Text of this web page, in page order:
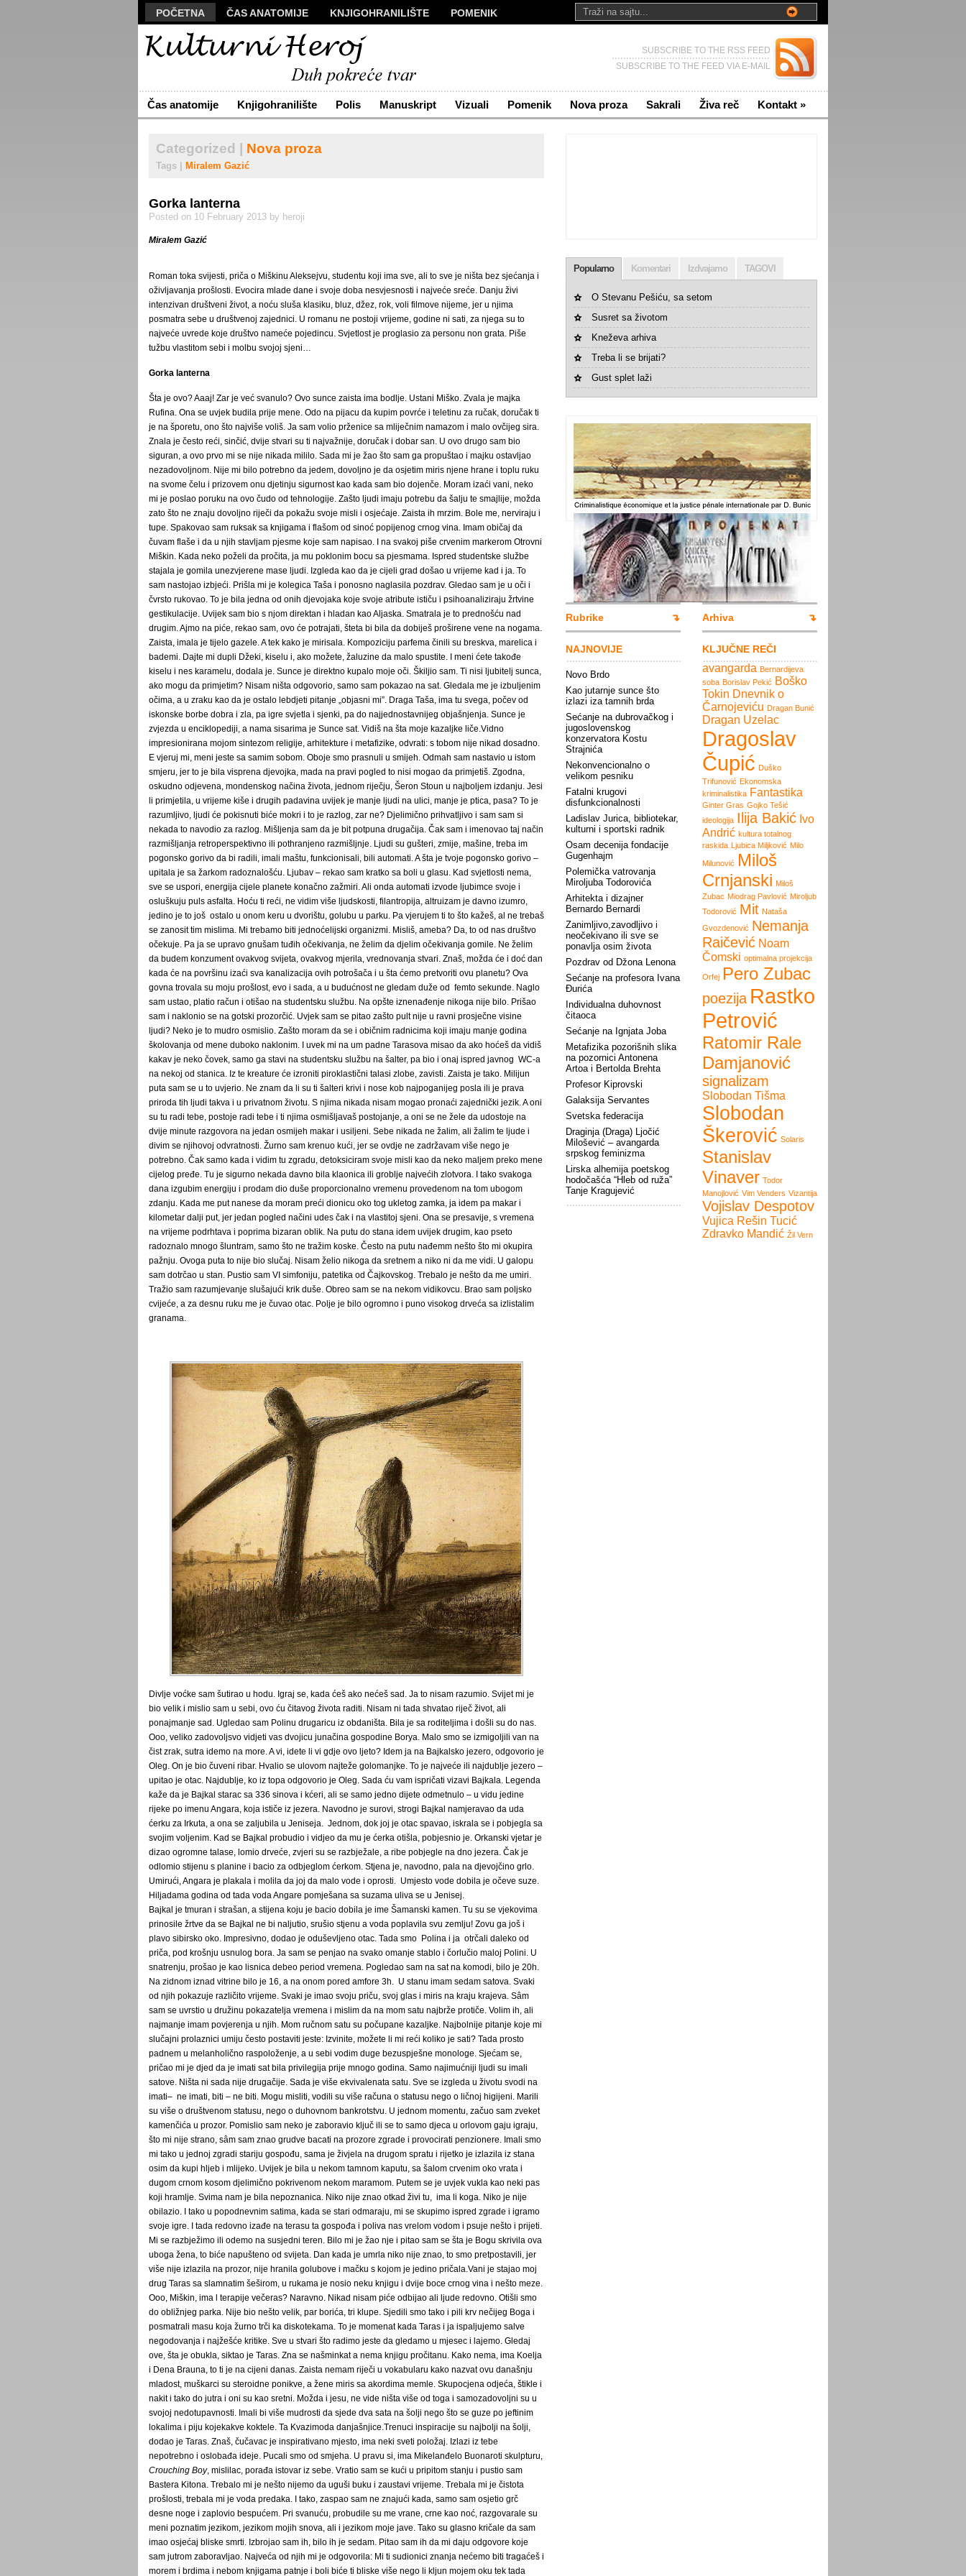
POČETNA ČAS ANATOMIJE KNJIGOHRANILIŠTE
POMENIK
MANUSKRIPT
VIZUALI
ARHIVA
O NAMA ŽIVA REČ KONTAKT
SUBSCRIBE TO THE RSS FEED
SUBSCRIBE TO THE FEED VIA E-MAIL
Čas anatomije Knjigohranilište Polis Manuskript Vizuali Pomenik Nova proza Sakrali Živa reč Kontakt »
Categorized | Nova proza
Tags | Miralem Gazić
Gorka lanterna
Posted on 10 February 2013 by heroji
Miralem Gazić
Roman toka svijesti, priča o Miškinu Aleksejvu, studentu koji ima sve, ali to sve je ništa bez sjećanja i
oživljavanja prošlosti. Evocira mlade dane i svoje doba nesvjesnosti i najveće sreće. Danju živi
intenzivan društveni život, a noću sluša klasiku, bluz, džez, rok, voli filmove nijeme, jer u njima
posmatra sebe u društvenoj zajednici. U romanu ne postoji vrijeme, godine ni sati, za njega su to
najveće uvrede koje društvo nameće pojedincu. Svjetlost je proglasio za personu non grata. Piše
tužbu vlastitom sebi i molbu svojoj sjeni…
Gorka lanterna
Šta je ovo? Aaaj! Zar je već svanulo? Ovo sunce zaista ima bodlje. Ustani Miško. Zvala je majka
Rufina. Ona se uvjek budila prije mene. Odo na pijacu da kupim povrće i teletinu za ručak, doručak ti
je na šporetu, ono što najviše voliš. Ja sam volio prženice sa mliječnim namazom i malo ovčijeg sira.
Znala je često reći, sinčić, dvije stvari su ti najvažnije, doručak i dobar san. U ovo drugo sam bio
siguran, a ovo prvo mi se nije nikada mililo. Sada mi je žao što sam ga propuštao i majku ostavljao
nezadovoljnom. Nije mi bilo potrebno da jedem, dovoljno je da osjetim miris njene hrane i toplu ruku
na svome čelu i prizovem onu djetinju sigurnost kao kada sam bio dojenče. Moram izaći vani, neko
mi je poslao poruku na ovo čudo od tehnologije. Zašto ljudi imaju potrebu da šalju te smajlije, možda
zato što ne znaju dovoljno riječi da pokažu svoje misli i osjećaje. Zaista ih mrzim. Bole me, nerviraju i
tupe. Spakovao sam ruksak sa knjigama i flašom od sinoć popijenog crnog vina. Imam običaj da
čuvam flaše i da u njih stavljam pjesme koje sam napisao. I na svakoj piše crvenim markerom Otrovni
Miškin. Kada neko poželi da pročita, ja mu poklonim bocu sa pjesmama. Ispred studentske službe
stajala je gomila unezvjerene mase ljudi. Izgleda kao da je cijeli grad došao u vrijeme kad i ja. To
sam nastojao izbjeći. Prišla mi je kolegica Taša i ponosno naglasila pozdrav. Gledao sam je u oči i
čvrsto rukovao. To je bila jedna od onih djevojaka koje svoje atribute ističu i psihoanaliziraju žrtvine
gestikulacije. Uvijek sam bio s njom direktan i hladan kao Aljaska. Smatrala je to prednošću nad
drugim. Ajmo na piće, rekao sam, ovo će potrajati, šteta bi bila da dobiješ proširene vene na nogama.
Zaista, imala je tijelo gazele. A tek kako je mirisala. Kompoziciju parfema činili su breskva, marelica i
bademi. Dajte mi dupli Džeki, kiselu i, ako možete, žaluzine da malo spustite. I meni ćete takođe
kiselu i nes karamelu, dodala je. Sunce je direktno kupalo moje oči. Škiljio sam. Ti nisi ljubitelj sunca,
ako mogu da primjetim? Nisam ništa odgovorio, samo sam pokazao na sat. Gledala me je izbuljenim
očima, a u zraku kao da je ostalo lebdjeti pitanje „objasni mi”. Draga Taša, ima tu svega, počev od
iskonske borbe dobra i zla, pa igre svjetla i sjenki, pa do najjednostavnijeg objašnjenja. Sunce je
zvjezda u enciklopediji, a nama sisarima je Sunce sat. Vidiš na šta moje kazaljke liče.Vidno
impresionirana mojom sintezom religije, arhitekture i metafizike, odvrati: s tobom nije nikad dosadno.
E vjeruj mi, meni jeste sa samim sobom. Oboje smo prasnuli u smijeh. Odmah sam nastavio u istom
smjeru, jer to je bila visprena djevojka, mada na pravi pogled to nisi mogao da primjetiš. Zgodna,
oskudno odjevena, mondenskog načina života, jednom riječju, Šeron Stoun u najboljem izdanju. Jesi
li primjetila, u vrijeme kiše i drugih padavina uvijek je manje ljudi na ulici, manje je ptica, pasa? To je
razumljivo, ljudi će pokisnuti biće mokri i to je razlog, zar ne? Djelimično prihvatljivo i sam sam si
nekada to navodio za razlog. Mišljenja sam da je bit potpuna drugačija. Čak sam i imenovao taj način
razmišljanja retroperspektivno ili pothranjeno razmišljnje. Ljudi su gušteri, zmije, mašine, treba im
pogonsko gorivo da bi radili, imali maštu, funkcionisali, bili automati. A šta je tvoje pogonsko gorivo –
upitala je sa žarkom radoznalošću. Ljubav – rekao sam kratko sa boli u glasu. Kad svjetlosti nema,
sve se uspori, energija cijele planete konačno zažmiri. Ali onda automati izvode ljubimce svoje i
osluškuju puls asfalta. Hoću ti reći, ne vidim više ljudskosti, filantropija, altruizam je davno izumro,
jedino je to još ostalo u onom keru u dvorištu, golubu u parku. Pa vjerujem ti to što kažeš, al ne trebaš
se zanosit tim mislima. Mi trebamo biti jednoćelijski organizmi. Misliš, ameba? Da, to od nas društvo
očekuje. Pa ja se upravo gnušam tuđih očekivanja, ne želim da djelim očekivanja gomile. Ne želim
da budem konzument ovakvog svijeta, ovakvog mjerila, vrednovanja stvari. Znaš, možda će i doć dan
kada će na površinu izaći sva kanalizacija ovih potrošača i u šta ćemo pretvoriti ovu planetu? Ova
govna trovala su moju prošlost, evo i sada, a u budućnost ne gledam duže od femto sekunde. Naglo
sam ustao, platio račun i otišao na studentsku službu. Na opšte iznenađenje nikoga nije bilo. Prišao
sam i naklonio se na gotski prozorčić. Uvjek sam se pitao zašto pult nije u ravni prosječne visine
ljudi? Neko je to mudro osmislio. Zašto moram da se i običnim radnicima koji imaju manje godina
školovanja od mene duboko naklonim. I uvek mi na um padne Tarasova misao da ako hoćeš da vidiš
kakav je neko čovek, samo ga stavi na studentsku službu na šalter, pa bio i onaj ispred javnog WC-a
na nekoj od stanica. Iz te kreature će izroniti piroklastični talasi zlobe, zavisti. Zaista je tako. Milijun
puta sam se u to uvjerio. Ne znam da li su ti šalteri krivi i nose kob najpoganijeg posla ili je prava
priroda tih ljudi takva i u privatnom životu. S njima nikada nisam mogao pronaći zajednički jezik. A oni
su tu radi tebe, postoje radi tebe i ti njima osmišljavaš postojanje, a oni se ne žele da udostoje na
dvije minute razgovora na jedan osmijeh makar i usiljeni. Sebe nikada ne žalim, ali žalim te ljude i
divim se njihovoj odvratnosti. Žurno sam krenuo kući, jer se ovdje ne zadržavam više nego je
potrebno. Čak samo kada i vidim tu zgradu, detoksiciram svoje misli kao da neko maljem preko mene
cijelog pređe. Tu je sigurno nekada davno bila klaonica ili groblje najvećih zlotvora. I tako svakoga
dana izgubim energiju i prodam dio duše proporcionalno vremenu provedenom na tom ubogom
zdanju. Kada me put nanese da moram preći dionicu oko tog ukletog zamka, ja idem pa makar i
kilometar dalji put, jer jedan pogled načini udes čak i na vlastitoj sjeni. Ona se presavije, s vremena
na vrijeme podrhtava i poprima bizaran oblik. Na putu do stana idem uvijek drugim, kao pseto
radoznalo mnogo šluntram, samo što ne tražim koske. Često na putu nađemm nešto što mi okupira
pažnju. Ovoga puta to nije bio slučaj. Nisam želio nikoga da sretnem a niko ni da me vidi. U galopu
sam dotrčao u stan. Pustio sam VI simfoniju, patetika od Čajkovskog. Trebalo je nešto da me umiri.
Tražio sam razumjevanje slušajući krik duše. Obreo sam se na nekom vidikovcu. Brao sam poljsko
cvijeće, a za desnu ruku me je čuvao otac. Polje je bilo ogromno i puno visokog drveća sa izlistalim
granama.
Divlje voćke sam šutirao u hodu. Igraj se, kada ćeš ako nećeš sad. Ja to nisam razumio. Svijet mi je
bio velik i mislio sam u sebi, ovo ću čitavog života raditi. Nisam ni tada shvatao riječ život, ali
ponajmanje sad. Ugledao sam Polinu drugaricu iz obdaništa. Bila je sa roditeljima i došli su do nas.
Ooo, veliko zadovoljsvo vidjeti vas dvojicu junačina gospodine Borya. Malo smo se izmigoljili van na
čist zrak, sutra idemo na more. A vi, idete li vi gdje ovo ljeto? Idem ja na Bajkalsko jezero, odgovorio je
Oleg. On je bio čuveni ribar. Hvalio se ulovom najteže golomanjke. To je najveće ili najdublje jezero –
upitao je otac. Najdublje, ko iz topa odgovorio je Oleg. Sada ću vam ispričati vizavi Bajkala. Legenda
kaže da je Bajkal starac sa 336 sinova i kćeri, ali se samo jedno dijete odmetnulo – u vidu jedine
rijeke po imenu Angara, koja ističe iz jezera. Navodno je surovi, strogi Bajkal namjeravao da uda
ćerku za Irkuta, a ona se zaljubila u Jeniseja. Jednom, dok joj je otac spavao, iskrala se i pobjegla sa
svojim voljenim. Kad se Bajkal probudio i vidjeo da mu je ćerka otišla, pobjesnio je. Orkanski vjetar je
dizao ogromne talase, lomio drveće, zvjeri su se razbježale, a ribe pobjegle na dno jezera. Čak je
odlomio stijenu s planine i bacio za odbjeglom ćerkom. Stjena je, navodno, pala na djevojčino grlo.
Umirući, Angara je plakala i molila da joj da malo vode i oprosti. Umjesto vode dobila je očeve suze.
Hiljadama godina od tada voda Angare pomješana sa suzama uliva se u Jenisej.
Bajkal je tmuran i strašan, a stijena koju je bacio dobila je ime Šamanski kamen. Tu su se vjekovima
prinosile žrtve da se Bajkal ne bi naljutio, srušio stjenu a voda poplavila svu zemlju! Zovu ga još i
plavo sibirsko oko. Impresivno, dodao je oduševljeno otac. Tada smo Polina i ja otrčali daleko od
priča, pod krošnju usnulog bora. Ja sam se penjao na svako omanje stablo i čorlučio maloj Polini. U
snatrenju, prošao je kao lisnica debeo period vremena. Pogledao sam na sat na komodi, bilo je 20h.
Na zidnom iznad vitrine bilo je 16, a na onom pored amfore 3h. U stanu imam sedam satova. Svaki
od njih pokazuje različito vrijeme. Svaki je imao svoju priču, svoj glas i miris na kraju krajeva. Sâm
sam se uvrstio u družinu pokazatelja vremena i mislim da na mom satu najbrže protiče. Volim ih, ali
najmanje imam povjerenja u njih. Mom ručnom satu su počupane kazaljke. Najbolnije pitanje koje mi
slučajni prolaznici umiju često postaviti jeste: Izvinite, možete li mi reći koliko je sati? Tada prosto
padnem u melanholično raspoloženje, a u sebi vodim duge bezuspješne monologe. Sjećam se,
pričao mi je djed da je imati sat bila privilegija prije mnogo godina. Samo najimućniji ljudi su imali
satove. Ništa ni sada nije drugačije. Sada je više ekvivalenata satu. Sve se izgleda u životu svodi na
imati– ne imati, biti – ne biti. Mogu misliti, vodili su više računa o statusu nego o ličnoj higijeni. Marili
su više o društvenom statusu, nego o duhovnom bankrotstvu. U jednom momentu, začuo sam zveket
kamenčića u prozor. Pomislio sam neko je zaboravio ključ ili se to samo djeca u orlovom gaju igraju,
što mi nije strano, sâm sam znao grudve bacati na prozore zgrade i provocirati penzionere. Imali smo
mi tako u jednoj zgradi stariju gospođu, sama je živjela na drugom spratu i rijetko je izlazila iz stana
osim da kupi hljeb i mlijeko. Uvijek je bila u nekom tamnom kaputu, sa šalom crvenim oko vrata i
dugom crnom kosom djelimično pokrivenom nekom maramom. Putem se je uvjek vukla kao neki pas
koji hramlje. Svima nam je bila nepoznanica. Niko nije znao otkad živi tu, ima li koga. Niko je nije
obilazio. I tako u popodnevnim satima, kada se stari odmaraju, mi se skupimo ispred zgrade i igramo
svoje igre. I tada redovno izađe na terasu ta gospođa i poliva nas vrelom vodom i psuje nešto i prijeti.
Mi se razbježimo ili odemo na susjedni teren. Bilo mi je žao nje i pitao sam se šta je Bogu skrivila ova
uboga žena, to biće napušteno od svijeta. Dan kada je umrla niko nije znao, to smo pretpostavili, jer
više nije izlazila na prozor, nije hranila golubove i mačku s kojom je jedino pričala.Vani je stajao moj
drug Taras sa slamnatim šeširom, u rukama je nosio neku knjigu i dvije boce crnog vina i nešto meze.
Ooo, Miškin, ima l terapije večeras? Naravno. Nikad nisam piće odbijao ali ljude redovno. Otišli smo
do obližnjeg parka. Nije bio nešto velik, par borića, tri klupe. Sjedili smo tako i pili krv nečijeg Boga i
posmatrali masu koja žurno trči ka diskotekama. To je momenat kada Taras i ja ispaljujemo salve
negodovanja i najžešće kritike. Sve u stvari što radimo jeste da gledamo u mjesec i lajemo. Gledaj
ove, šta je obukla, siktao je Taras. Zna se našminkat a nema knjigu pročitanu. Kako nema, ima Koelja
i Dena Brauna, to ti je na cijeni danas. Zaista nemam riječi u vokabularu kako nazvat ovu današnju
mladost, muškarci su steroidne ponikve, a žene miris sa akordima memle. Skupocjena odjeća, štikle i
nakit i tako do jutra i oni su kao sretni. Možda i jesu, ne vide ništa više od toga i samozadovoljni su u
svojoj nedotupavnosti. Imali bi više mudrosti da sjede dva sata na šolji nego što se guze po jeftinim
lokalima i piju kojekakve koktele. Ta Kvazimoda danjašnjice.Trenuci inspiracije su najbolji na šolji,
dodao je Taras. Znaš, čučavac je inspirativano mjesto, ima neki sveti položaj. Izlazi iz tebe
nepotrebno i oslobađa ideje. Pucali smo od smjeha. U pravu si, ima Mikelanđelo Buonaroti skulpturu,
Crouching Boy, mislilac, porađa istovar iz sebe. Vratio sam se kući u pripitom stanju i pustio sam
Bastera Kitona. Trebalo mi je nešto nijemo da uguši buku i zaustavi vrijeme. Trebala mi je čistota
prošlosti, trebala mi je voda predaka. I tako, zaspao sam ne znajući kada, samo sam osjetio grč
desne noge i zaplovio bespućem. Pri svanuću, probudile su me vrane, crne kao noć, razgovarale su
meni poznatim jezikom, jezikom mojih snova, ali i jezikom moje jave. Tako su glasno kričale da sam
imao osjećaj bliske smrti. Izbrojao sam ih, bilo ih je sedam. Pitao sam ih da mi daju odgovore koje
sam jutrom zaboravljao. Najveća od njih mi je odgovorila: Mi ti sudionici znanja nećemo biti tragaćeš i
morem i brdima i nebom knjigama patnje i boli biće ti bliske više nego li kljun mojem oku tek tada
Popularno Komentari Izdvajamo TAGOVI
O Stevanu Pešiću, sa setom
Susret sa životom
Kneževa arhiva
Treba li se brijati?
Gust splet laži
Rubrike
NAJNOVIJE
Novo Brdo
Kao jutarnje sunce što
izlazi iza tamnih brda
Sećanje na dubrovačkog i
jugoslovenskog
konzervatora Kostu
Strajnića
Nekonvencionalno o
velikom pesniku
Fatalni krugovi
disfunkcionalnosti
Ladislav Jurica, bibliotekar,
kulturni i sportski radnik
Osam decenija fondacije
Gugenhajm
Polemička vatrovanja
Miroljuba Todorovića
Arhitekta i dizajner
Bernardo Bernardi
Zanimljivo,zavodljivo i
neočekivano ili sve se
ponavlja osim života
Pozdrav od Džona Lenona
Sećanje na profesora Ivana
Đurića
Individualna duhovnost
čitaoca
Sećanje na Ignjata Joba
Metafizika pozorišnih slika
na pozornici Antonena
Artoa i Bertolda Brehta
Profesor Kiprovski
Galaksija Servantes
Svetska federacija
Draginja (Draga) Ljočić
Milošević – avangarda
srpskog feminizma
Lirska alhemija poetskog
hodočašća “Hleb od ruža”
Tanje Kragujević
Arhiva
KLJUČNE REČI
avangarda Bernardijeva
soba Borislav Pekić Boško
Tokin Dnevnik o
Čarnojeviću Dragan Bunić
Dragan Uzelac
Dragoslav
Čupić Duško
Trifunović Ekonomska
kriminalistika Fantastika
Ginter Gras Gojko Tešić
ideologija Ilija Bakić Ivo
Andrić kultura totalnog
raskida Ljubica Miljković Milo
Milunović Miloš
Crnjanski Miloš
Zubac Miodrag Pavlović Miroljub
Todorović Mit Nataša
Gvozdenović Nemanja
Raičević Noam
Čomski optimalna projekcija
Orfej Pero Zubac
poezija Rastko
Petrović
Ratomir Rale
Damjanović
signalizam
Slobodan Tišma
Slobodan
Škerović Solaris
Stanislav
Vinaver Todor
Manojlović Vim Venders Vizantija
Vojislav Despotov
Vujica Rešin Tucić
Zdravko Mandić Žil Vern